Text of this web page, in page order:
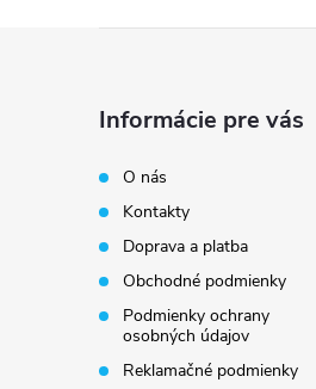
Informácie pre vás
O nás
Kontakty
Doprava a platba
Obchodné podmienky
Podmienky ochrany
osobných údajov
Reklamačné podmienky